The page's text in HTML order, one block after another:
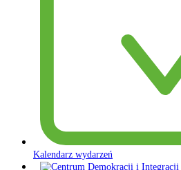
Kalendarz wydarzeń